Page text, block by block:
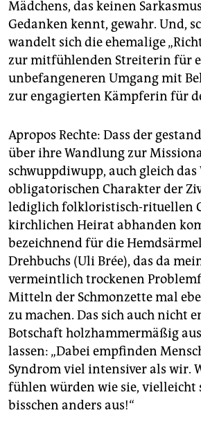
Mädchens, das keinen
Gedanken kennt, gewahr. Und,
wandelt sich die ehemalige
zur mitfühlenden Streiterin für
unbefangeneren Umgang mit
zur engagierten Kämpferin für
Apropos Rechte: Dass der
über ihre Wandlung zur
schwuppdiwupp, auch gleich das
obligatorischen Charakter der
lediglich folkloristisch-rituellen
kirchlichen Heirat abhanden
bezeichnend für die
Drehbuchs (Uli Brée), das da
vermeintlich trockenen
Mitteln der Schmonzette mal
zu machen. Das sich auch nicht
Botschaft holzhammermäßig
lassen: „Dabei empfinden
Syndrom viel intensiver als wir.
fühlen würden wie sie, vielleicht
bisschen anders aus!“